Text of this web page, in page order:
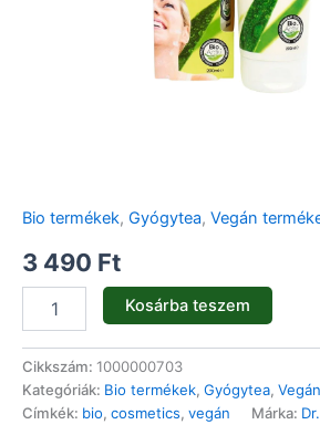
Bio termékek, Gyógytea, Vegán
3 490 Ft
Kosárba teszem
Cikkszám: 1000000703
Kategóriák: Bio termékek, Gyógytea,
Címkék: bio, cosmetics, vegán Márka: